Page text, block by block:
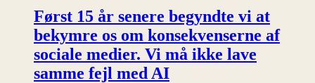
Først 15 år senere begyndte vi at
bekymre os om konsekvenserne af
sociale medier. Vi må ikke lave
samme fejl med AI